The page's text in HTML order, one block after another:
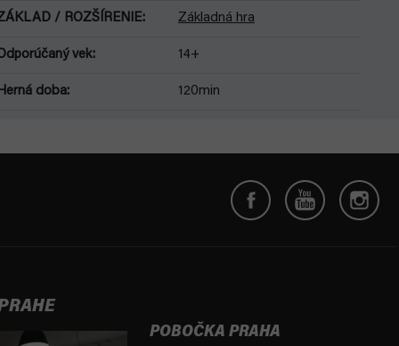
/ ROZŠÍRENIE: Základná hra
vek: 14+
doba: 120min
POBOČKA PRAHA